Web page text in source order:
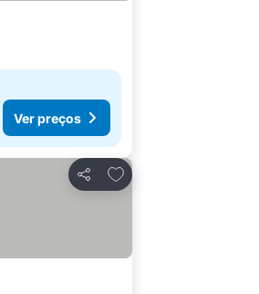
Ver preços
Partilhar
Adicionar aos favoritos